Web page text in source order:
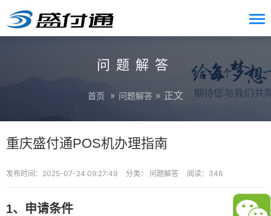
问题解答
首页 » 问题解答 » 正文
重庆盛付通POS机办理指南
发布时间：2025-07-24 09:27:49 分类： 问题解答 阅读：346
1、申请条件